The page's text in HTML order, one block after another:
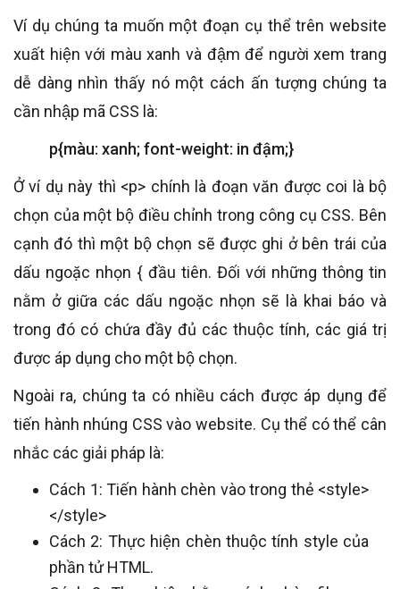
Ví dụ chúng ta muốn một đoạn cụ thể trên website
xuất hiện với màu xanh và đậm để người xem trang
dễ dàng nhìn thấy nó một cách ấn tượng chúng ta
cần nhập mã CSS là:
p{màu: xanh; font-weight: in đậm;}
Ở ví dụ này thì <p> chính là đoạn văn được coi là bộ
chọn của một bộ điều chỉnh trong công cụ CSS. Bên
cạnh đó thì một bộ chọn sẽ được ghi ở bên trái của
dấu ngoặc nhọn { đầu tiên. Đối với những thông tin
nằm ở giữa các dấu ngoặc nhọn sẽ là khai báo và
trong đó có chứa đầy đủ các thuộc tính, các giá trị
được áp dụng cho một bộ chọn.
Ngoài ra, chúng ta có nhiều cách được áp dụng để
tiến hành nhúng CSS vào website. Cụ thể có thể cân
nhắc các giải pháp là:
Cách 1: Tiến hành chèn vào trong thẻ <style>
</style>
Cách 2: Thực hiện chèn thuộc tính style của
phần tử HTML.